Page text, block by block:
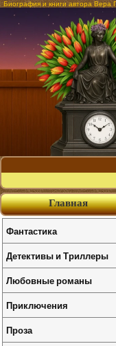
Биография и книги автора Вера
Главная
Фантастика
Детективы и Триллеры
Любовные романы
Приключения
Проза